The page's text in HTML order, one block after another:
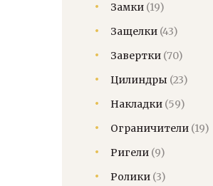
Замки (19)
Защелки (43)
Завертки (70)
Цилиндры (23)
Накладки (59)
Ограничители (19)
Ригели (9)
Ролики (3)